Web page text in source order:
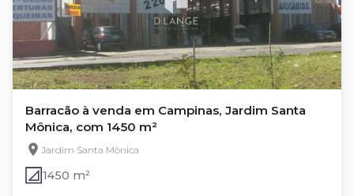
Barracão à venda em Campinas, Jardim Santa
Mônica, com 1450 m²
Jardim Santa Mônica
1450 m²